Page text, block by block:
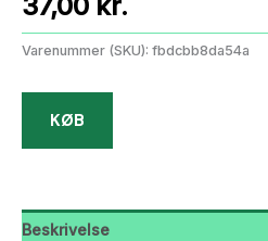
Varenummer (SKU): fbdcbb8da54a
KØB
Beskrivelse